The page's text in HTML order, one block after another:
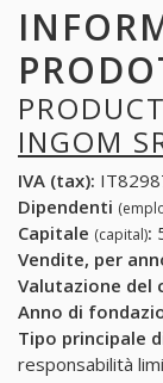
INGOM
IVA (tax):
Dipendenti
Capitale (capital):
Vendite, per
Valutazione del
Anno di
Tipo principale
responsabilità